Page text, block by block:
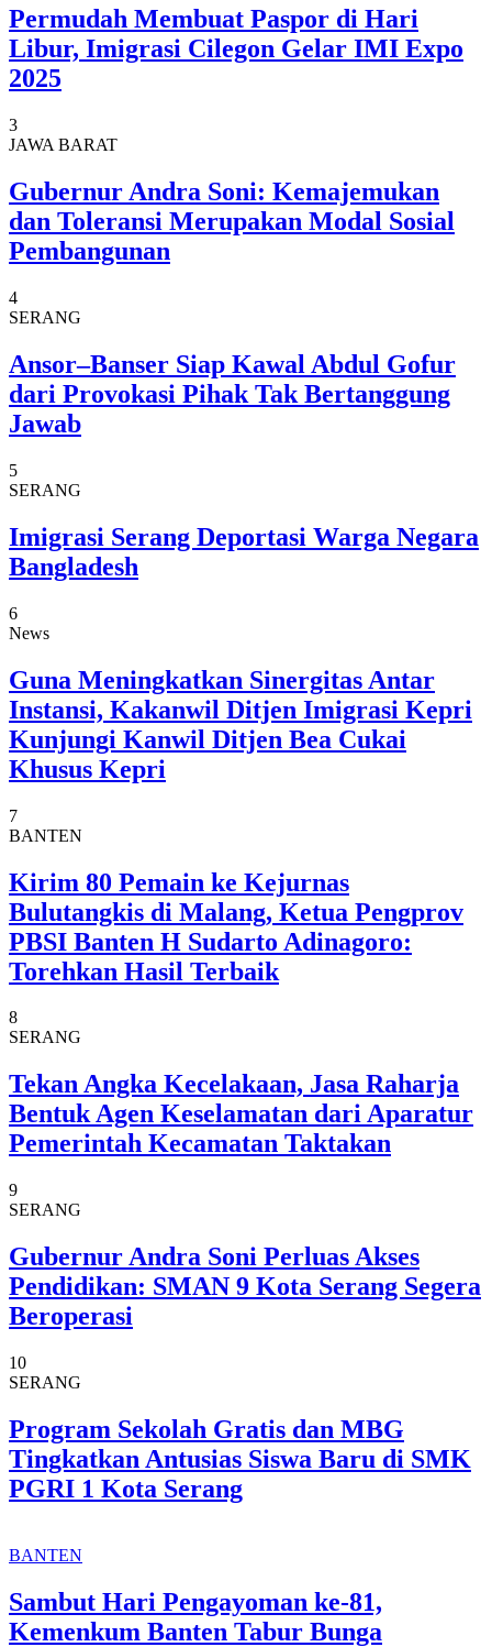
Permudah Membuat Paspor di Hari
Libur, Imigrasi Cilegon Gelar IMI Expo
2025
3
JAWA BARAT
Gubernur Andra Soni: Kemajemukan
dan Toleransi Merupakan Modal Sosial
Pembangunan
4
SERANG
Ansor–Banser Siap Kawal Abdul Gofur
dari Provokasi Pihak Tak Bertanggung
Jawab
5
SERANG
Imigrasi Serang Deportasi Warga Negara
Bangladesh
6
News
Guna Meningkatkan Sinergitas Antar
Instansi, Kakanwil Ditjen Imigrasi Kepri
Kunjungi Kanwil Ditjen Bea Cukai
Khusus Kepri
7
BANTEN
Kirim 80 Pemain ke Kejurnas
Bulutangkis di Malang, Ketua Pengprov
PBSI Banten H Sudarto Adinagoro:
Torehkan Hasil Terbaik
8
SERANG
Tekan Angka Kecelakaan, Jasa Raharja
Bentuk Agen Keselamatan dari Aparatur
Pemerintah Kecamatan Taktakan
9
SERANG
Gubernur Andra Soni Perluas Akses
Pendidikan: SMAN 9 Kota Serang Segera
Beroperasi
10
SERANG
Program Sekolah Gratis dan MBG
Tingkatkan Antusias Siswa Baru di SMK
PGRI 1 Kota Serang
BANTEN
Sambut Hari Pengayoman ke-81,
Kemenkum Banten Tabur Bunga